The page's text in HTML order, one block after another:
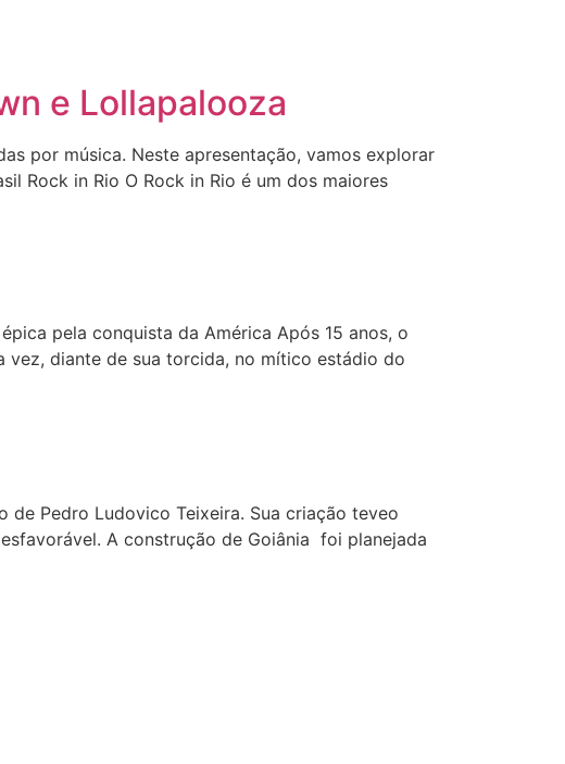
e Lollapalooza
por música. Neste apresentação, vamos explorar
Rock in Rio O Rock in Rio é um dos maiores
pela conquista da América Após 15 anos, o
vez, diante de sua torcida, no mítico estádio do
Pedro Ludovico Teixeira. Sua criação teveo
A construção de Goiânia foi planejada